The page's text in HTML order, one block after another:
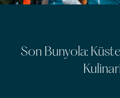
Son Bunyola: